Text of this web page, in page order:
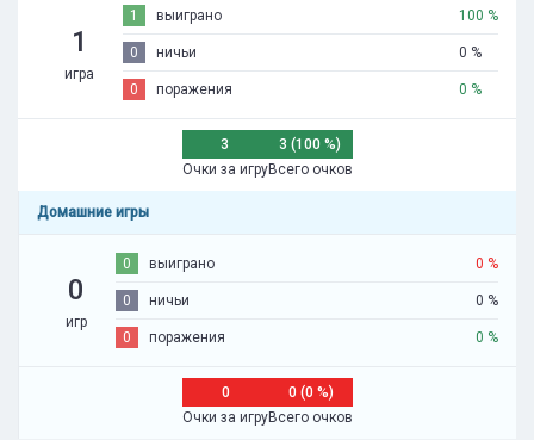
1
игра
1 выиграно 100 %
0 ничьи 0 %
0 поражения 0 %
3
Очки за игру
3 (100 %)
Всего очков
Домашние игры
0
игр
0 выиграно 0 %
0 ничьи 0 %
0 поражения 0 %
0
Очки за игру
0 (0 %)
Всего очков